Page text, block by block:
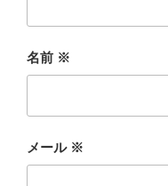
名前 ※
メール ※